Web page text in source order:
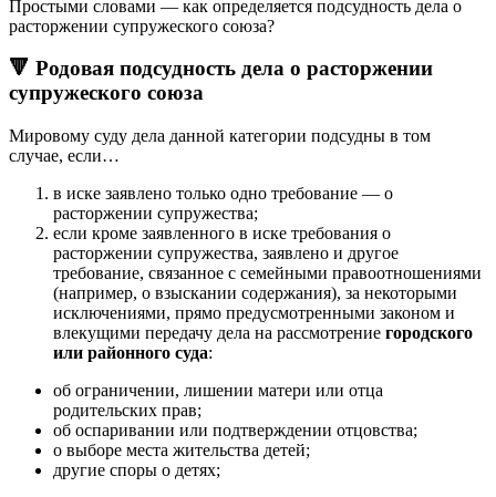
Простыми словами — как определяется подсудность дела о
расторжении супружеского союза?
🔻 Родовая подсудность дела о расторжении
супружеского союза
Мировому суду дела данной категории подсудны в том
случае, если…
в иске заявлено только одно требование — о
расторжении супружества;
если кроме заявленного в иске требования о
расторжении супружества, заявлено и другое
требование, связанное с семейными правоотношениями
(например, о взыскании содержания), за некоторыми
исключениями, прямо предусмотренными законом и
влекущими передачу дела на рассмотрение городского
или районного суда:
об ограничении, лишении матери или отца
родительских прав;
об оспаривании или подтверждении отцовства;
о выборе места жительства детей;
другие споры о детях;